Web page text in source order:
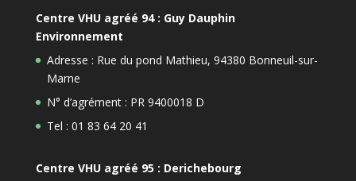
Centre VHU agréé 94 : Guy Dauphin
Environnement
Adresse : Rue du pond Mathieu, 94380 Bonneuil-sur-
Marne
N° d’agrément : PR 9400018 D
Tel : 01 83 64 20 41
Centre VHU agréé 95 : Derichebourg